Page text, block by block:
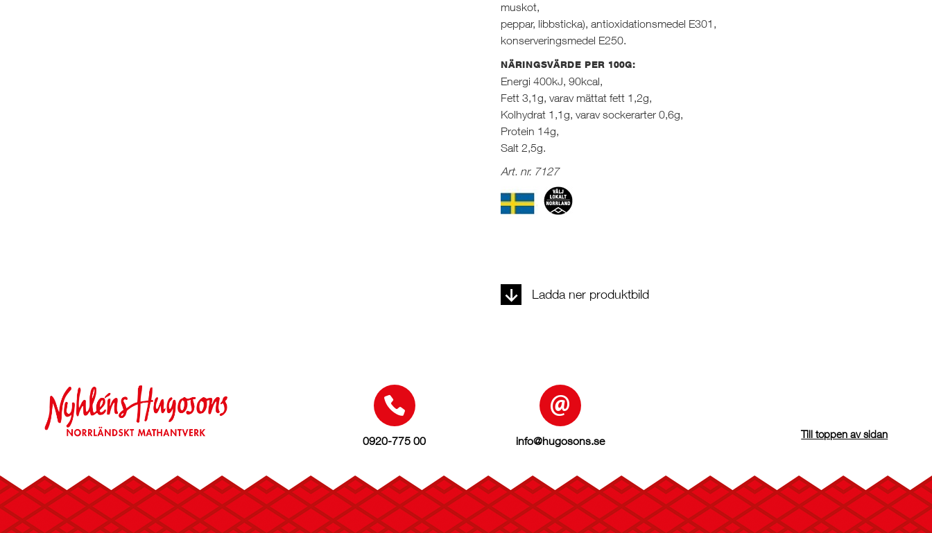
muskot,
peppar, libbsticka), antioxidationsmedel E301,
konserveringsmedel E250.
NÄRINGSVÄRDE PER 100G:
Energi 400kJ, 90kcal,
Fett 3,1g, varav mättat fett 1,2g,
Kolhydrat 1,1g, varav sockerarter 0,6g,
Protein 14g,
Salt 2,5g.
Art. nr. 7127
Ladda ner produktbild
0920-775 00 info@hugosons.se
Till toppen av sidan